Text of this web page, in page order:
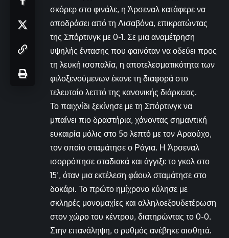
σκόρερ στο φινάλε, η Άρσεναλ κατάφερε να
αποδράσει από τη Λισαβόνα, επικρατώντας
της Σπόρτινγκ με 0-1. Σε μια αναμέτρηση
υψηλής έντασης που φαινόταν να οδεύει προς
τη λευκή ισοπαλία, η αποτελεσματικότητα των
φιλοξενούμενων έκανε τη διαφορά στο
τελευταίο λεπτό της κανονικής διάρκειας.
Το παιχνίδι ξεκίνησε με τη Σπόρτινγκ να
μπαίνει πιο δραστήρια, χάνοντας σημαντική
ευκαιρία μόλις στο 5ο λεπτό με τον Αραούχο,
τον οποίο σταμάτησε ο Ράγια. Η Άρσεναλ
ισορρόπησε σταδιακά και άγγιξε το γκολ στο
15’, όταν μια εκτέλεση φάουλ σταμάτησε στο
δοκάρι. Το πρώτο ημίχρονο κύλησε με
σκληρές μονομαχίες και αλληλοεξουδετέρωση
στον χώρο του κέντρου, διατηρώντας το 0-0.
Στην επανάληψη, ο ρυθμός ανέβηκε αισθητά.